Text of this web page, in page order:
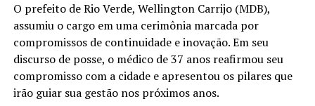
O prefeito de Rio Verde, Wellington Carrijo (MDB),
assumiu o cargo em uma cerimônia marcada por
compromissos de continuidade e inovação. Em seu
discurso de posse, o médico de 37 anos reafirmou seu
compromisso com a cidade e apresentou os pilares que
irão guiar sua gestão nos próximos anos.